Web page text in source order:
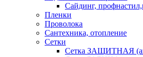
Сайдинг,
Пленки
Проволока
Сантехника, отопление
Сетки
Сетка ЗАЩИТНАЯ